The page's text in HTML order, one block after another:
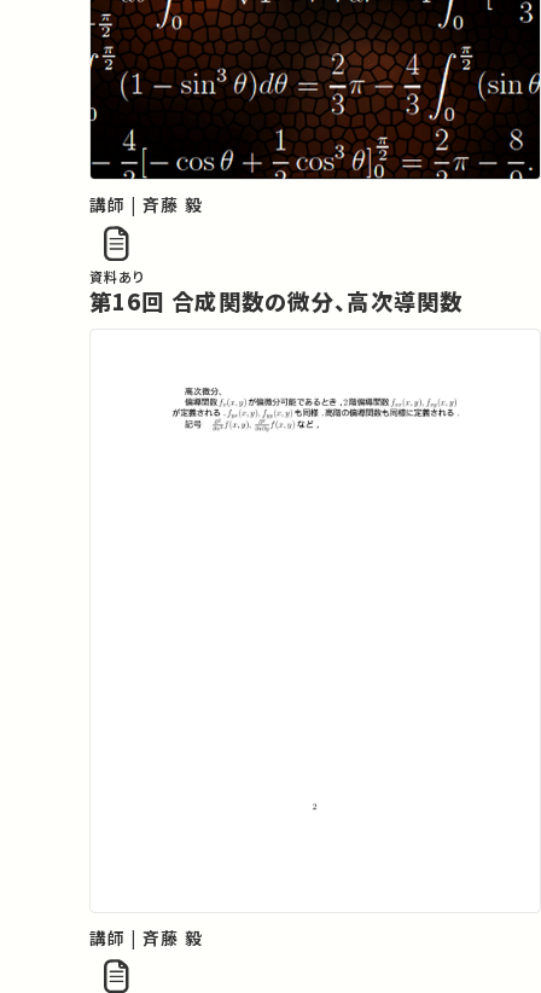
講師 | 斉藤 毅
資料あり
第16回 合成関数の微分、高次導関数
講師 | 斉藤 毅